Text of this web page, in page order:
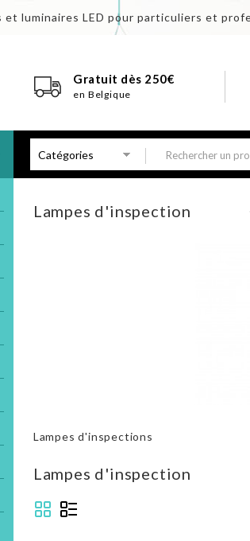
et luminaires LED pour particuliers et
Gratuit dès 250€
en Belgique
Lampes d'inspection
Lampes d'inspections
Lampes d'inspection